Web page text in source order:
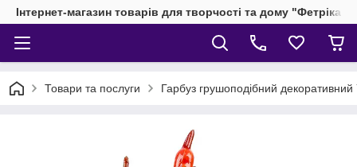
Інтернет-магазин товарів для творчості та дому "Фетріка"
Товари та послуги Гарбуз грушоподібний